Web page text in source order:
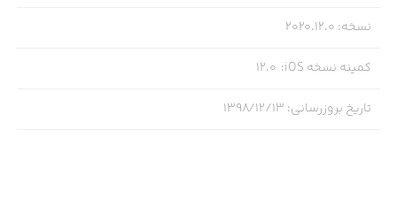
نسخه:
2020.12.0
کمینه نسخه iOS :
12.0
تاریخ بروزرسانی: ۱۳۹۸/۱۲/۱۳